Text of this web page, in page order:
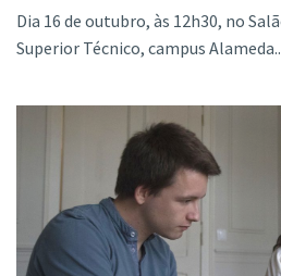
Dia 16 de outubro, às 12h30, no
Superior Técnico, campus